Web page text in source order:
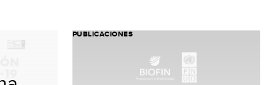
PUBLICACIONES